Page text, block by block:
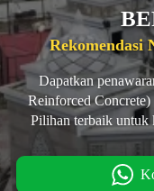
Rekomendasi
Dapatkan
Reinforced
Pilihan terbaik untuk
`